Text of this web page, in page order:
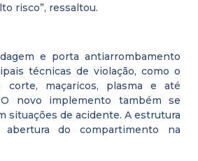
risco”, ressaltou.
e porta antiarrombamento
técnicas de violação, como o
maçaricos, plasma e até
O novo implemento também se
situações de acidente. A estrutura
do compartimento na